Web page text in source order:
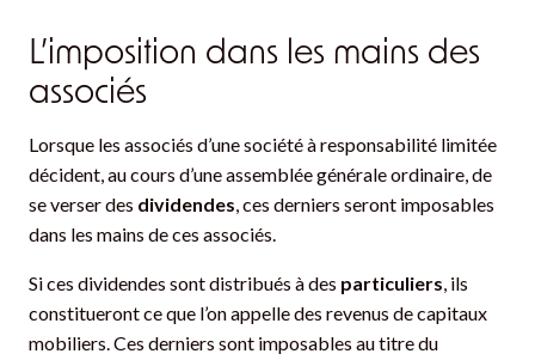
L’imposition dans les mains des
associés
Lorsque les associés d’une société à responsabilité limitée
décident, au cours d’une assemblée générale ordinaire, de
se verser des dividendes, ces derniers seront imposables
dans les mains de ces associés.
Si ces dividendes sont distribués à des particuliers, ils
constitueront ce que l’on appelle des revenus de capitaux
mobiliers. Ces derniers sont imposables au titre du